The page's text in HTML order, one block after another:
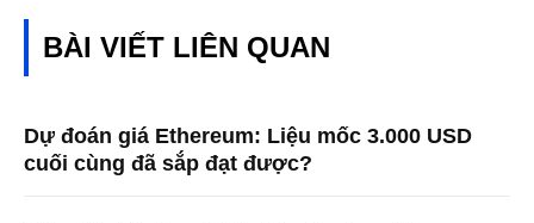
BÀI VIẾT LIÊN QUAN
Dự đoán giá Ethereum: Liệu mốc 3.000 USD
cuối cùng đã sắp đạt được?